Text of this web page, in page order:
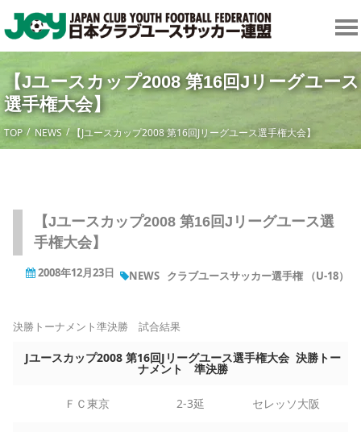
【Jユースカップ2008 第16回Jリーグユース
選手権大会】
TOP NEWS 【Jユースカップ2008 第16回Jリーグユース選手権大会】
【Jユースカップ2008 第16回Jリーグユース選
手権大会】
2008年12月23日 NEWS クラブユースサッカー選手権 （U-18）
決勝トーナメント準決勝 試合結果
Jユースカップ2008 第16回Jリーグユース選手権大会 決勝トー
ナメント 準決勝
ＦＣ東京 2-3延 セレッソ大阪